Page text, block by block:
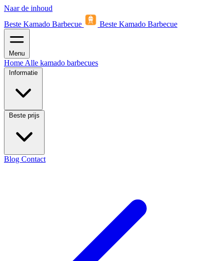
Naar de inhoud
Beste Kamado Barbecue
Beste Kamado Barbecue
Menu
Home Alle kamado barbecues
Informatie
Beste prijs
Blog Contact